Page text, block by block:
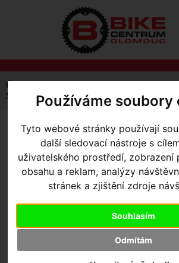
Používáme soubory
Tyto webové stránky používají
další sledovací nástroje s
uživatelského prostředí, zobrazení
obsahu a reklam, analýzy
stránek a zjištění zdroje
Souhlasím
Odmítám
Úvodní strana
Specialized Tarmac
Tarmac SL7 Comp
TARMAC SL7
SHIMANO 105 DI2-
SATIN OBSIDIAN /
Akce -26 %
Specialized
Kód výrobce:
90624-5052